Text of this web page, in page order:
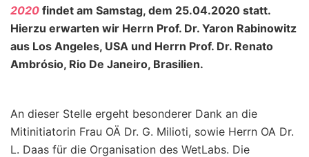
2020 findet am Samstag, dem 25.04.2020 statt.
Hierzu erwarten wir Herrn Prof. Dr. Yaron Rabinowitz
aus Los Angeles, USA und Herrn Prof. Dr. Renato
Ambrósio, Rio De Janeiro, Brasilien.
An dieser Stelle ergeht besonderer Dank an die
Mitinitiatorin Frau OÄ Dr. G. Milioti, sowie Herrn OA Dr.
L. Daas für die Organisation des WetLabs. Die